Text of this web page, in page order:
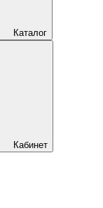
Каталог
Кабинет